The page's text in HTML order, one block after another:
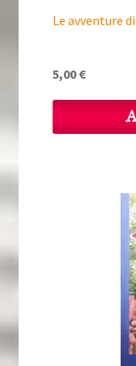
Le avventure
5,00€